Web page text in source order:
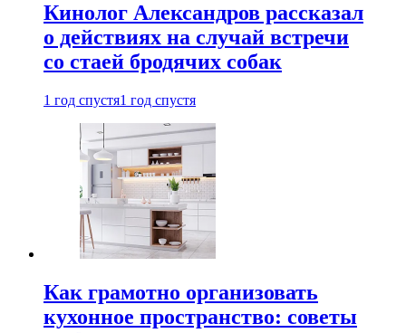
Кинолог Александров рассказал
о действиях на случай встречи
со стаей бродячих собак
1 год спустя1 год спустя
Как грамотно организовать
кухонное пространство: советы